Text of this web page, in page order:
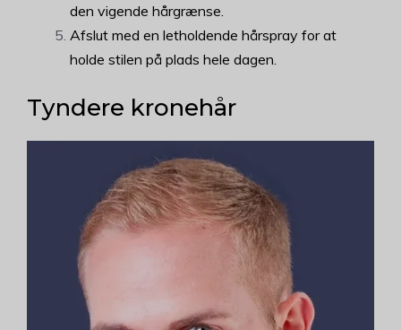
den vigende hårgrænse.
Afslut med en letholdende hårspray for at
holde stilen på plads hele dagen.
Tyndere kronehår